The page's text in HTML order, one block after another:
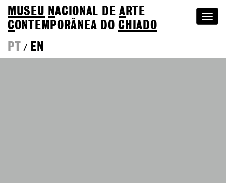
MUSEU NACIONAL DEA RTE
CONTEMPORÂNEA DOCHIADO
PT
/ EN